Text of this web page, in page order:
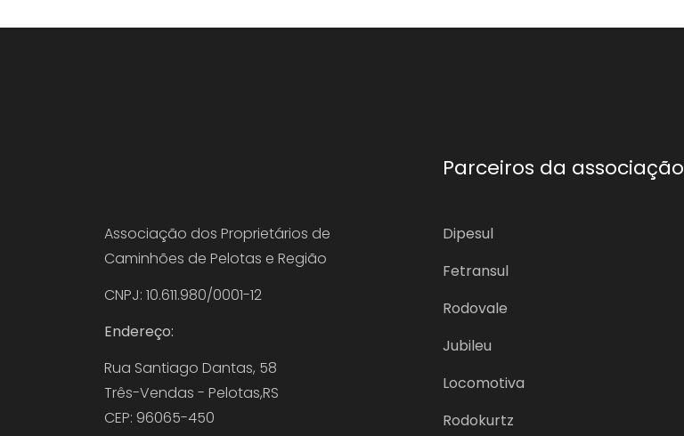
Associação dos Proprietários de
Caminhões de Pelotas e Região
CNPJ: 10.611.980/0001-12
Endereço:
Rua Santiago Dantas, 58
Três-Vendas - Pelotas,RS
CEP: 96065-450
Parceiros da associação
Dipesul
Fetransul
Rodovale
Jubileu
Locomotiva
Rodokurtz